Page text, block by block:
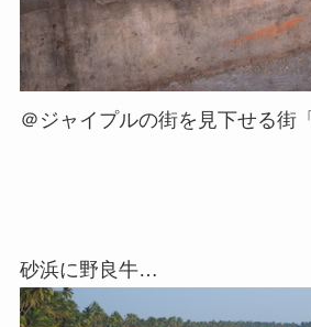
＠ジャイプルの街を見下せる街「
砂浜に野良牛…